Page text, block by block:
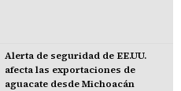
Alerta de seguridad de EE.UU.
afecta las exportaciones de
aguacate desde Michoacán